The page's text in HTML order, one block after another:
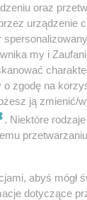
oraz
urządzenie
my i
zgodę na
ją
. Niektóre
abyś
dotyczące